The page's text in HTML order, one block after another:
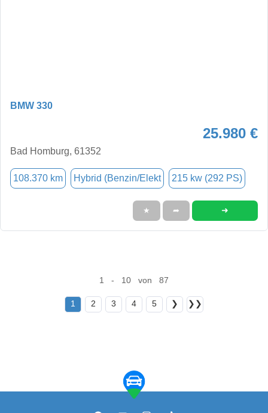
BMW 330
25.980 €
Bad Homburg, 61352
108.370 km Hybrid (Benzin/Elekt 215 kw (292 PS)
★ ➦ ➜
1 - 10 von 87
1 2 3 4 5 ❯ ❯❯